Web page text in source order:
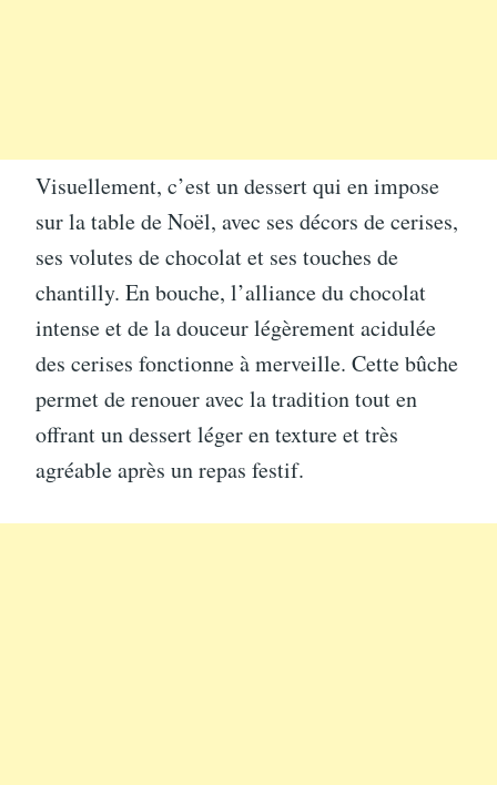
Visuellement, c’est un dessert qui en impose
sur la table de Noël, avec ses décors de cerises,
ses volutes de chocolat et ses touches de
chantilly. En bouche, l’alliance du chocolat
intense et de la douceur légèrement acidulée
des cerises fonctionne à merveille. Cette bûche
permet de renouer avec la tradition tout en
offrant un dessert léger en texture et très
agréable après un repas festif.